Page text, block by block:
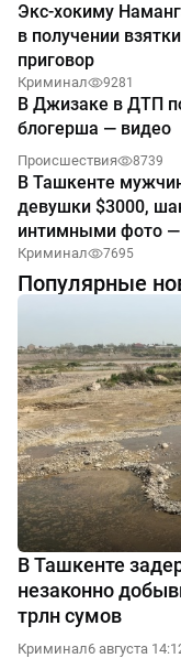
Экс-хокиму
в получении
приговор
Криминал 9281
В Джизаке в ДТП
блогерша — видео
Происшествия 8739
В Ташкенте
девушки $3000,
интимными фото
Криминал 7695
Популярные
В Ташкенте
незаконно
трлн сумов
Криминал6 августа